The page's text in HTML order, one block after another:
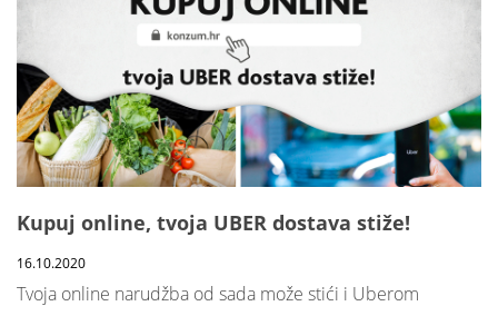
Kupuj online, tvoja UBER dostava stiže!
16.10.2020
Tvoja online narudžba od sada može stići i Uberom